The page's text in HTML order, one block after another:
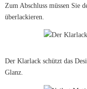
Zum Abschluss müssen Sie
überlackieren.
Der Klarlack schützt das
Glanz.